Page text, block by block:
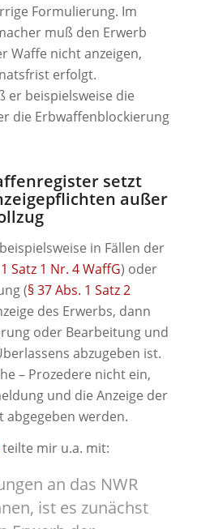
Formulierung. Im
muß den Erwerb
Waffe nicht anzeigen,
erfolgt.
er beispielsweise die
die Erbwaffenblockierung
setzt
außer
in Fällen der
Satz 1 Nr. 4 WaffG) oder
(§ 37 Abs. 1 Satz 2
des Erwerbs, dann
oder Bearbeitung und
abzugeben ist.
– Prozedere nicht ein,
und die Anzeige der
abgegeben werden.
mir u.a. mit:
an das NWR
ist es zunächst